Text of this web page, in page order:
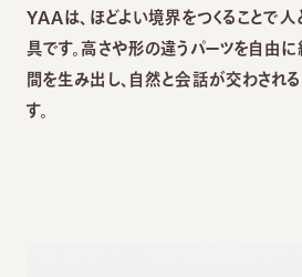
YAAは、ほどよい境界をつくることで
具です。高さや形の違うパーツを自由
間を生み出し、自然と会話が交わされる
す。